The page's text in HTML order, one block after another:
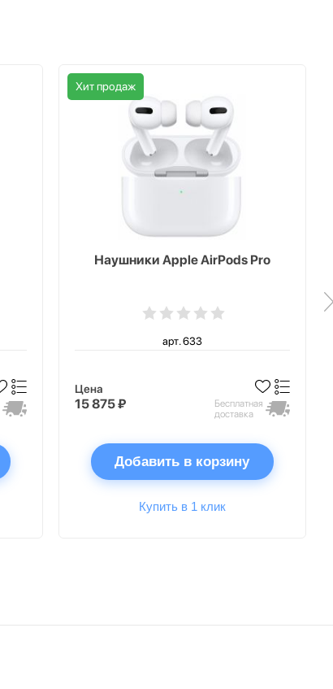
Хит продаж
Наушники Apple AirPods Pro
арт. 633
Цена
15 875 ₽
Бесплатная
доставка
Добавить в корзину
Купить в 1 клик